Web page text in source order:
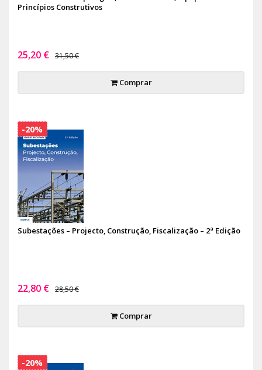
Princípios Construtivos
25,20 € 31,50 €
Comprar
Subestações – Projecto, Construção, Fiscalização – 2ª Edição
22,80 € 28,50 €
Comprar
-20%
-20%